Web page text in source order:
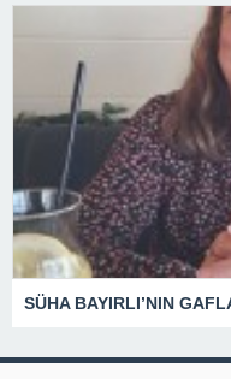
SÜHA BAYIRLI’NIN